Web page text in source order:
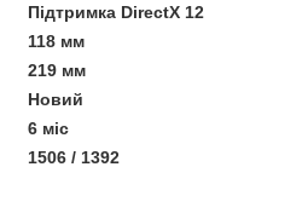
Підтримка DirectX 12
118 мм
219 мм
Новий
6 міс
1506 / 1392